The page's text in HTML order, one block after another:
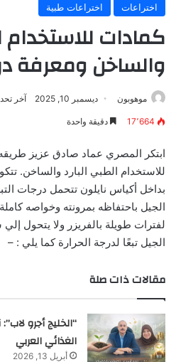
اختراعات اختراعات طبية
كمادات للاستخدام
والساخن ومعرفة
موهوبون ديسمبر 10, 2025 آخر
17٬664 دقيقة واحدة
ابتكر المصري عماد صادق عزيز
للاستخدام الطبي البارد والساخن.
بداخل أكياس نايلون تتحمل درجات
الجيل باحتفاظه بمرونته وخواصه
لفترات طويلة بالفريزر ولا يتحول
الجيل تبعًا لدرجة الحرارة كما يلي : –
مقالات ذات صلة
“الخليج أجرو
الغذائي العربي
أبريل 13, 2026